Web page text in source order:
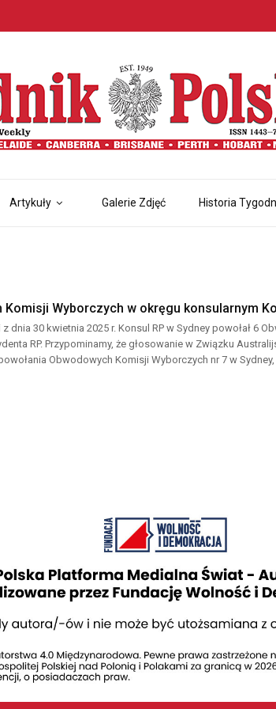
Artykuły Galerie Zdjęć Historia
Komisji Wyborczych w okręgu konsularnym
dnia 30 kwietnia 2025 r. Konsul RP w Sydney powołał 6
RP. Przypominamy, że głosowanie w Związku
Obwodowych Komisji Wyborczych nr 7 w